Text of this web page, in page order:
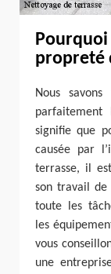
propreté
Nous
signifie que
causée par
terrasse, il
son travail de
toute les
les
vous
une